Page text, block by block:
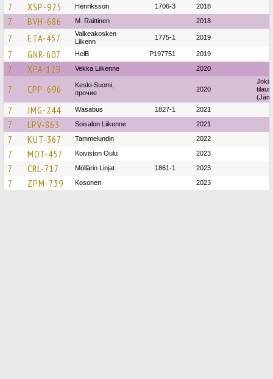
7 XSP-925 Henriksson 1706-3 2018
7 BVH-686 M. Raittinen 2018
7 ETA-457
Valkeakosken
Liikenn
1775-1 2019
7 GNR-607 HelB P197751 2019
7 XPA-129 Vekka Liikenne 2020
7 CPP-696
Keski-Suomi,
прочие
2020
7 JMG-244 Wasabus 1827-1 2021
7 LPV-863 Soisalon Liikenne 2021
7 KUT-367 Tammelundin 2022
7 MOT-457 Koiviston Oulu 2023
7 CRL-717 Möllärin Linjat 1861-1 2023
7 ZPM-739 Kosonen 2023